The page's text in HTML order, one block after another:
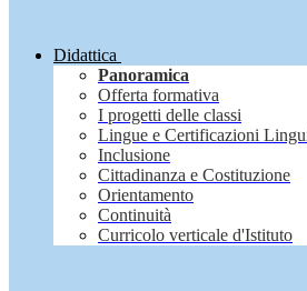
Didattica
Panoramica
Offerta formativa
I progetti delle classi
Lingue e Certificazioni
Inclusione
Cittadinanza e Costituzione
Orientamento
Continuità
Curricolo verticale d'Istituto